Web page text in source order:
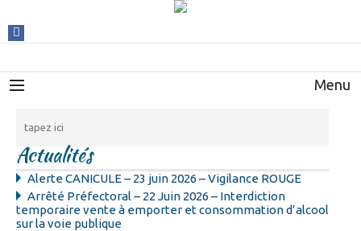
Menu
Actualités
Alerte CANICULE – 23 juin 2026 – Vigilance ROUGE
Arrêté Préfectoral – 22 Juin 2026 – Interdiction
temporaire vente à emporter et consommation d’alcool
sur la voie publique